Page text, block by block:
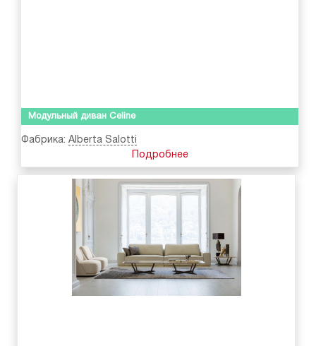
Модульный диван Celine
Фабрика: Alberta Salotti
Подробнее